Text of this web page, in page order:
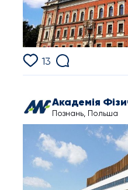
13
Познань, Польша